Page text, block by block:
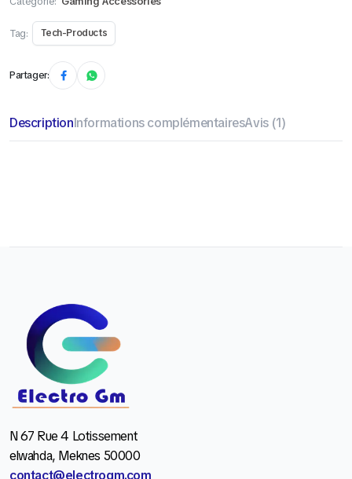
Tag: Tech-Products
Partager:
DescriptionInformations complémentairesAvis (1)
N 67 Rue 4 Lotissement
elwahda, Meknes 50000